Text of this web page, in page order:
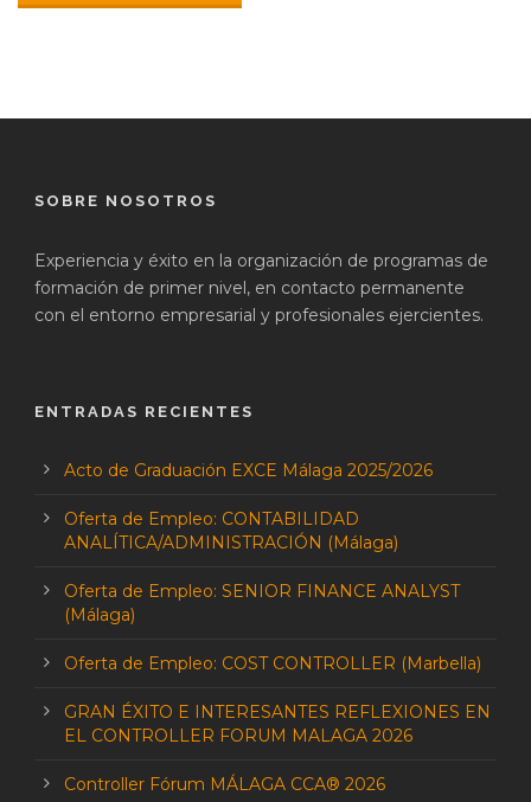
SOBRE NOSOTROS
Experiencia y éxito en la organización de programas de
formación de primer nivel, en contacto permanente
con el entorno empresarial y profesionales ejercientes.
ENTRADAS RECIENTES
Acto de Graduación EXCE Málaga 2025/2026
Oferta de Empleo: CONTABILIDAD
ANALÍTICA/ADMINISTRACIÓN (Málaga)
Oferta de Empleo: SENIOR FINANCE ANALYST
(Málaga)
Oferta de Empleo: COST CONTROLLER (Marbella)
GRAN ÉXITO E INTERESANTES REFLEXIONES EN
EL CONTROLLER FORUM MALAGA 2026
Controller Fórum MÁLAGA CCA® 2026